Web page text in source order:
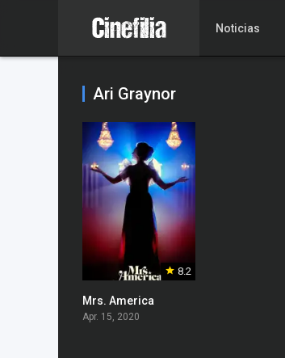
Noticias
Ari Graynor
8.2
Mrs. America
Apr. 15, 2020